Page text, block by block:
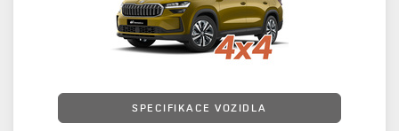
SPECIFIKACE VOZIDLA